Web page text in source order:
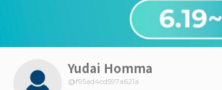
Yudai Homma
@f95ad4cd597a621a